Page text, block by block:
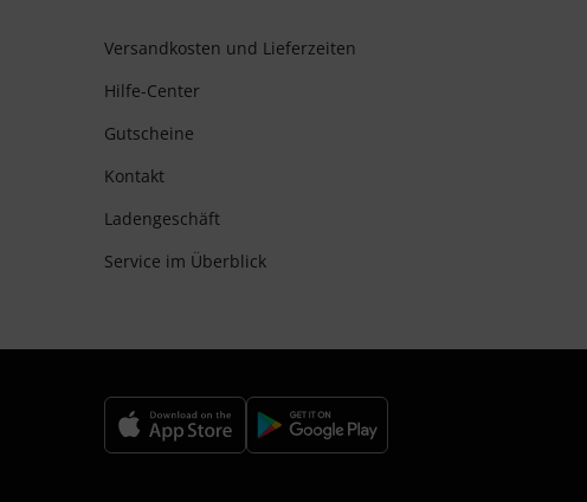
Versandkosten und Lieferzeiten
Hilfe-Center
Gutscheine
Kontakt
Ladengeschäft
Service im Überblick